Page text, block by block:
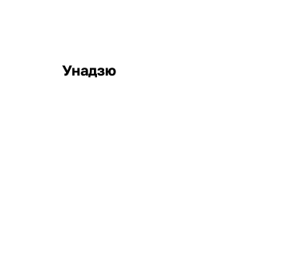
Унадзю